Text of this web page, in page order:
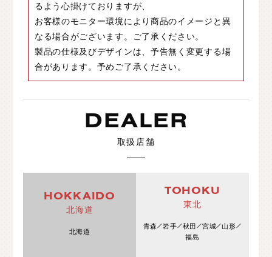
るよう心掛けておりますが、
お客様のモニター環境により商品のイメージと異
なる場合がございます。ご了承ください。
製品の仕様及びデザインは、予告無く変更する場
合があります。予めご了承ください。
DEALER
取扱店舗
HOKKAIDO
北海道
北海道
TOHOKU
東北
青森 岩手 秋田 宮城
山形
福島